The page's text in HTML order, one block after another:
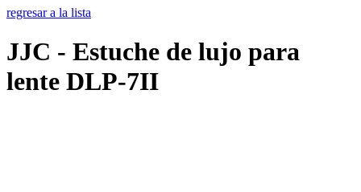
regresar a la lista
JJC - Estuche de lujo para
lente DLP-7II